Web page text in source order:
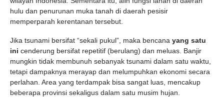
hulu dan penurunan muka tanah di daerah pesisir
memperparah kerentanan tersebut.
Jika tsunami bersifat “sekali pukul”, maka bencana yang satu
ini cenderung bersifat repetitif (berulang) dan meluas. Banjir
mungkin tidak membunuh sebanyak tsunami dalam satu waktu,
tetapi dampaknya merayap dan melumpuhkan ekonomi secara
perlahan. Area yang terdampak bisa sangat luas, mencakup
beberapa provinsi sekaligus dalam satu musim hujan.